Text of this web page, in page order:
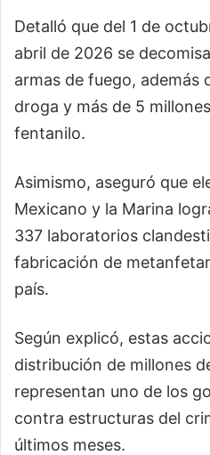
Detalló que del 1 de
abril de 2026 se
armas de fuego, además
droga y más de 5
fentanilo.
Asimismo, aseguró que
Mexicano y la Marina
337 laboratorios
fabricación de
país.
Según explicó, estas
distribución de millones
representan uno de los
contra estructuras del
últimos meses.